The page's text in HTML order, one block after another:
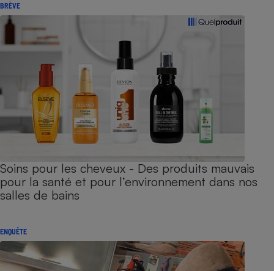
BRÈVE
Soins pour les cheveux - Des produits mauvais
pour la santé et pour l’environnement dans nos
salles de bains
ENQUÊTE